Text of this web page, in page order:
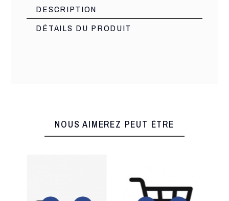
DESCRIPTION
DÉTAILS DU PRODUIT
NOUS AIMEREZ PEUT ÊTRE